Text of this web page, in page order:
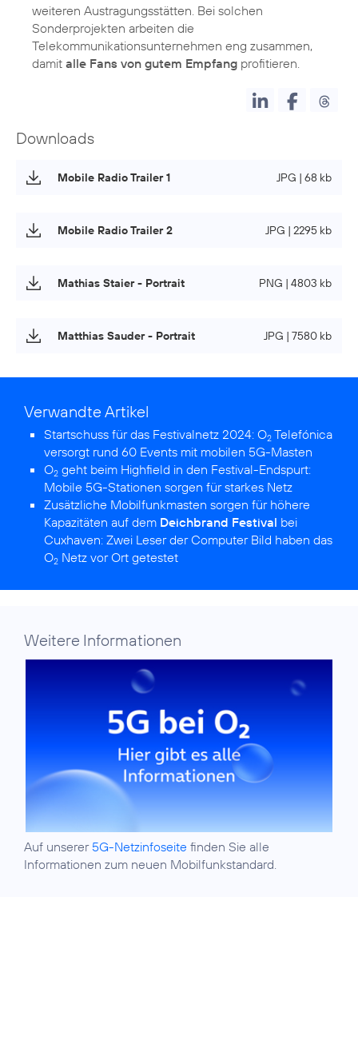
weiteren Austragungsstätten. Bei solchen
Sonderprojekten arbeiten die
Telekommunikationsunternehmen eng zusammen,
damit alle Fans von gutem Empfang profitieren.
Downloads
Mobile Radio Trailer 1 JPG | 68 kb
Mobile Radio Trailer 2 JPG | 2295 kb
Mathias Staier - Portrait PNG | 4803 kb
Matthias Sauder - Portrait JPG | 7580 kb
Verwandte Artikel
Startschuss für das Festivalnetz 2024: O2 Telefónica
versorgt rund 60 Events mit mobilen 5G-Masten
O2 geht beim Highfield in den Festival-Endspurt:
Mobile 5G-Stationen sorgen für starkes Netz
Zusätzliche Mobilfunkmasten sorgen für höhere
Kapazitäten auf dem Deichbrand Festival bei
Cuxhaven: Zwei Leser der Computer Bild haben das
O2 Netz vor Ort getestet
Weitere Informationen
Auf unserer 5G-Netzinfoseite finden Sie alle
Informationen zum neuen Mobilfunkstandard.